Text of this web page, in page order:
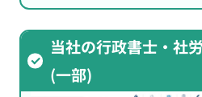
当社の行政書士・社
(一部)